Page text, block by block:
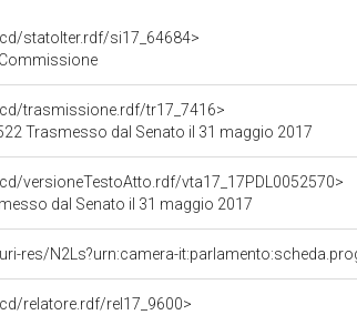
statoIter.rdf/si17_64684>
trasmissione.rdf/tr17_7416>
Trasmesso dal Senato il 31 maggio 2017
versioneTestoAtto.rdf/vta17_17PDL0052570>
dal Senato il 31 maggio 2017
res/N2Ls?urn:camera-
relatore.rdf/rel17_9600>